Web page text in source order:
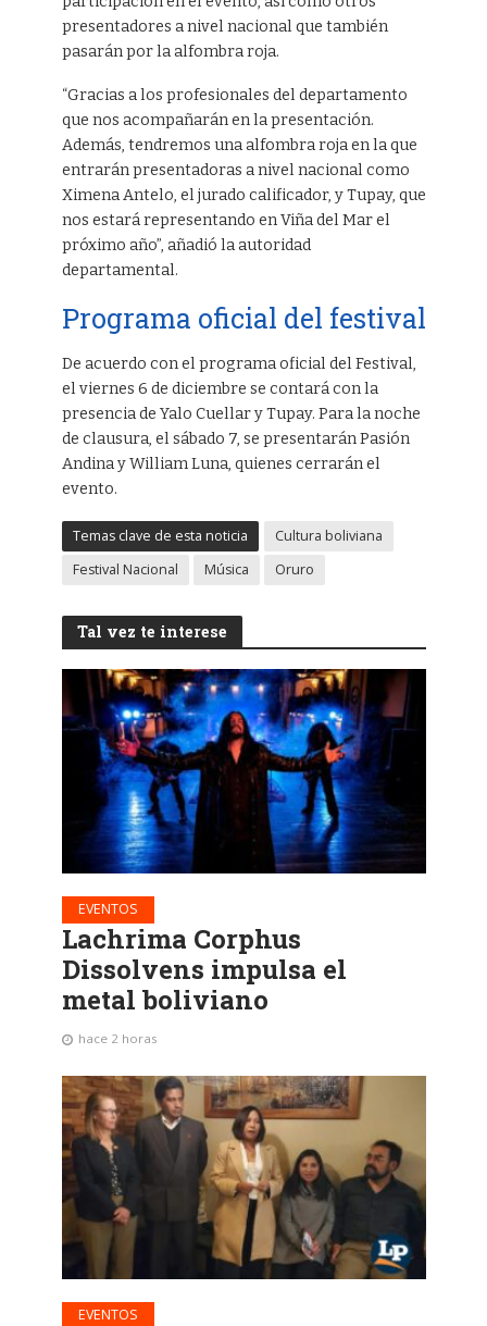
presentadores a nivel nacional que también
pasarán por la alfombra roja.
“Gracias a los profesionales del departamento
que nos acompañarán en la presentación.
Además, tendremos una alfombra roja en la que
entrarán presentadoras a nivel nacional como
Ximena Antelo, el jurado calificador, y Tupay, que
nos estará representando en Viña del Mar el
próximo año”, añadió la autoridad
departamental.
Programa oficial del festival
De acuerdo con el programa oficial del Festival,
el viernes 6 de diciembre se contará con la
presencia de Yalo Cuellar y Tupay. Para la noche
de clausura, el sábado 7, se presentarán Pasión
Andina y William Luna, quienes cerrarán el
evento.
Temas clave de esta noticia
Cultura boliviana
Festival Nacional
Música Oruro
Tal vez te interese
EVENTOS
Lachrima Corphus
Dissolvens impulsa el
metal boliviano
hace 2 horas
EVENTOS